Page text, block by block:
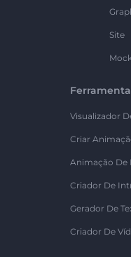
Site
Visualizador
Criar
Animação De
Criador De
Gerador De
Criador De